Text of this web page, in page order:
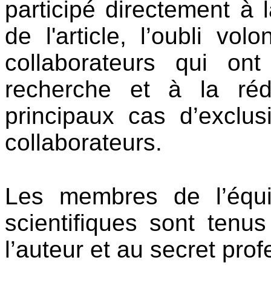
participé directement à
de l'article, l’oubli
collaborateurs qui
recherche et à la
principaux cas
collaborateurs.
Les membres de
scientifiques sont
l’auteur et au secret